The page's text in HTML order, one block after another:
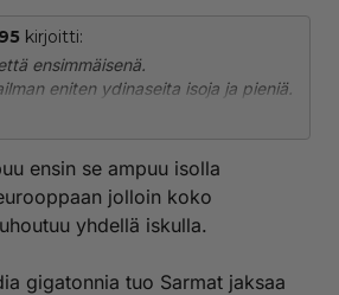
kirjoitti:
ensimmäisenä.
eniten ydinaseita isoja ja pieniä.
edes teorissakaan ampu kuin pienillä
aloittaa ydinsotaa pikku
voidaan vastata ja niitä voi
ensin se ampuu isolla Sarmatilla
ensin se ampuu isolla
jolloin koko
yhdellä iskulla.
gigatonnia tuo Sarmat jaksaa